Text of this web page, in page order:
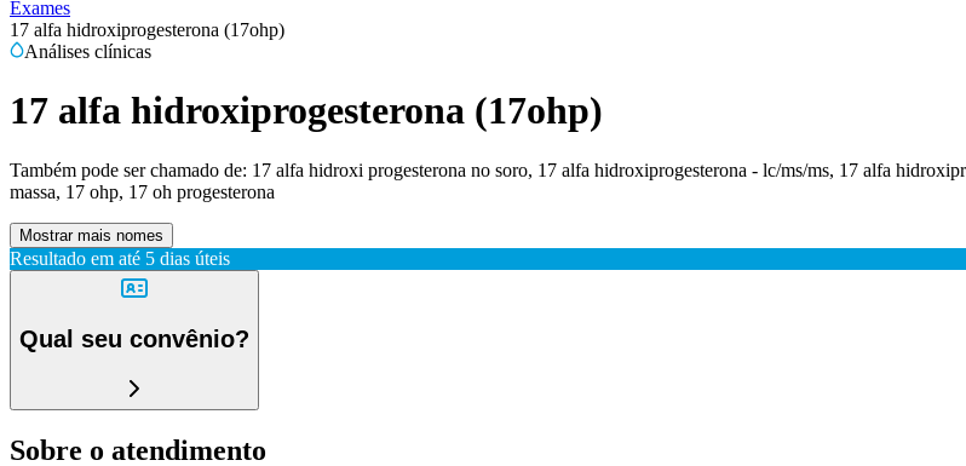
Exames
17 alfa hidroxiprogesterona (17ohp)
Análises clínicas
17 alfa hidroxiprogesterona (17ohp)
Também pode ser chamado de: 17 alfa hidroxi progesterona no soro, 17 alfa hidroxiprogesterona - lc/ms/ms, 17 alfa
massa, 17 ohp, 17 oh progesterona
Mostrar mais nomes
Resultado em até 5 dias úteis
Qual seu convênio?
Sobre o atendimento